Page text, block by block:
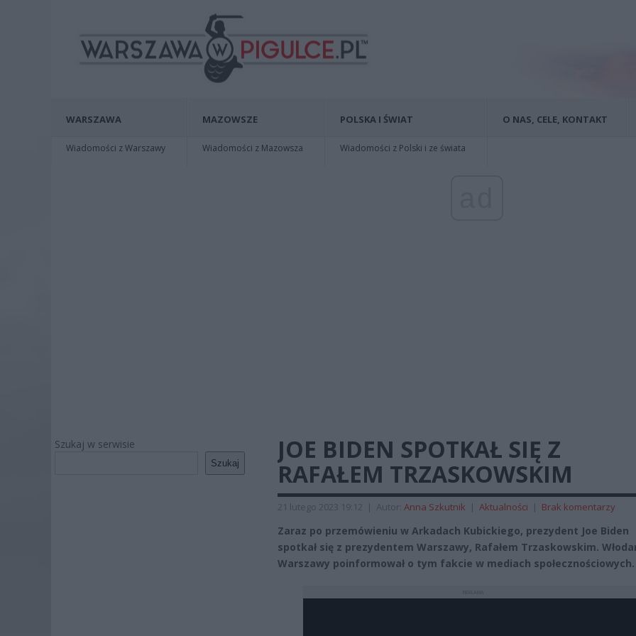
WARSZAWA
Wiadomości z Warszawy
MAZOWSZE
Wiadomości z Mazowsza
POLSKA I ŚWIAT
Wiadomości z Polski i ze świata
O NAS, CELE, KONTAKT
Szukaj w serwisie
Szukaj
JOE BIDEN SPOTKAŁ SIĘ Z
RAFAŁEM TRZASKOWSKIM
21 lutego 2023 19:12 | Autor: Anna Szkutnik | Aktualności | Brak komentarzy
Zaraz po przemówieniu w Arkadach Kubickiego, prezydent Joe Biden
spotkał się z prezydentem Warszawy, Rafałem Trzaskowskim.
Warszawy poinformował o tym fakcie w mediach